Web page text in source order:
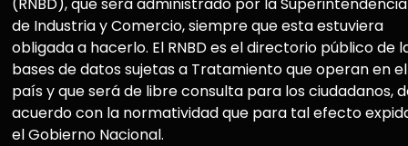
de Industria y Comercio, siempre que esta estuviera
obligada a hacerlo. El RNBD es el directorio público de
bases de datos sujetas a Tratamiento que operan en el
país y que será de libre consulta para los ciudadanos,
acuerdo con la normatividad que para tal efecto
el Gobierno Nacional.